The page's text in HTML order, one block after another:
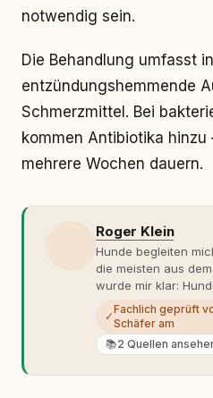
notwendig sein.
Die Behandlung umfasst
entzündungshemmende
Schmerzmittel. Bei
kommen Antibiotika hinzu
mehrere Wochen dauern.
Roger Klein
Hunde begleiten
die meisten aus
wurde mir klar:
Gefühl, sondern
Fachwissen. Der
ersten Welpen.
allein nicht mehr.
✓
Fachlich geprüft
Schäfer am
📚2 Quellen